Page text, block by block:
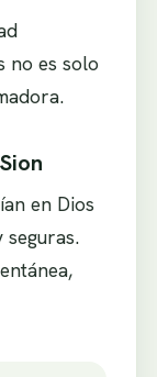
no es solo
en Dios